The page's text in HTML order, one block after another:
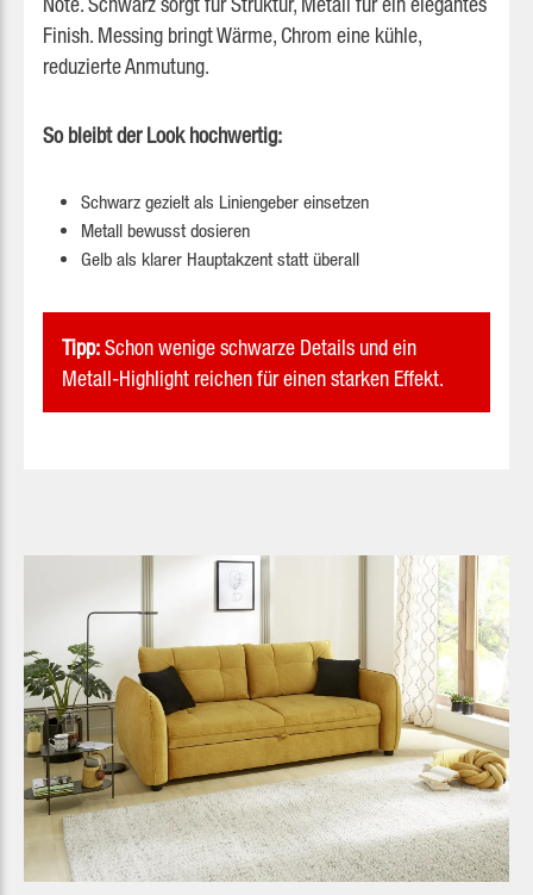
Finish. Messing bringt Wärme, Chrom eine kühle,
reduzierte Anmutung.
So bleibt der Look hochwertig:
Schwarz gezielt als Liniengeber einsetzen
Metall bewusst dosieren
Gelb als klarer Hauptakzent statt überall
Tipp:Schon wenige schwarze Details und ein
Metall-Highlight reichen für einen starken Effekt.